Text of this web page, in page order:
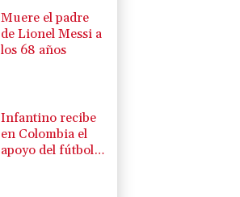
Muere el padre
de Lionel Messi a
los 68 años
Infantino recibe
en Colombia el
apoyo del fútbol